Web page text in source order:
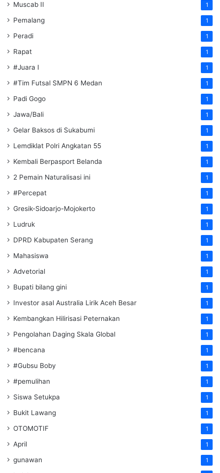
Muscab II 1
Pemalang 1
Peradi 1
Rapat 1
#Juara I 1
#Tim Futsal SMPN 6 Medan 1
Padi Gogo 1
Jawa/Bali 1
Gelar Baksos di Sukabumi 1
Lemdiklat Polri Angkatan 55 1
Kembali Berpasport Belanda 1
2 Pemain Naturalisasi ini 1
#Percepat 1
Gresik-Sidoarjo-Mojokerto 1
Ludruk 1
DPRD Kabupaten Serang 1
Mahasiswa 1
Advetorial 1
Bupati bilang gini 1
Investor asal Australia Lirik Aceh Besar 1
Kembangkan Hilirisasi Peternakan 1
Pengolahan Daging Skala Global 1
#bencana 1
#Gubsu Boby 1
#pemulihan 1
Siswa Setukpa 1
Bukit Lawang 1
OTOMOTIF 1
April 1
gunawan 1